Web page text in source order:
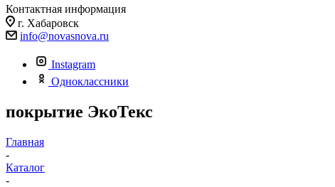
Контактная информация
г. Хабаровск
info@novasnova.ru
Instagram
Одноклассники
покрытие ЭкоТекс
Главная
-
Каталог
-